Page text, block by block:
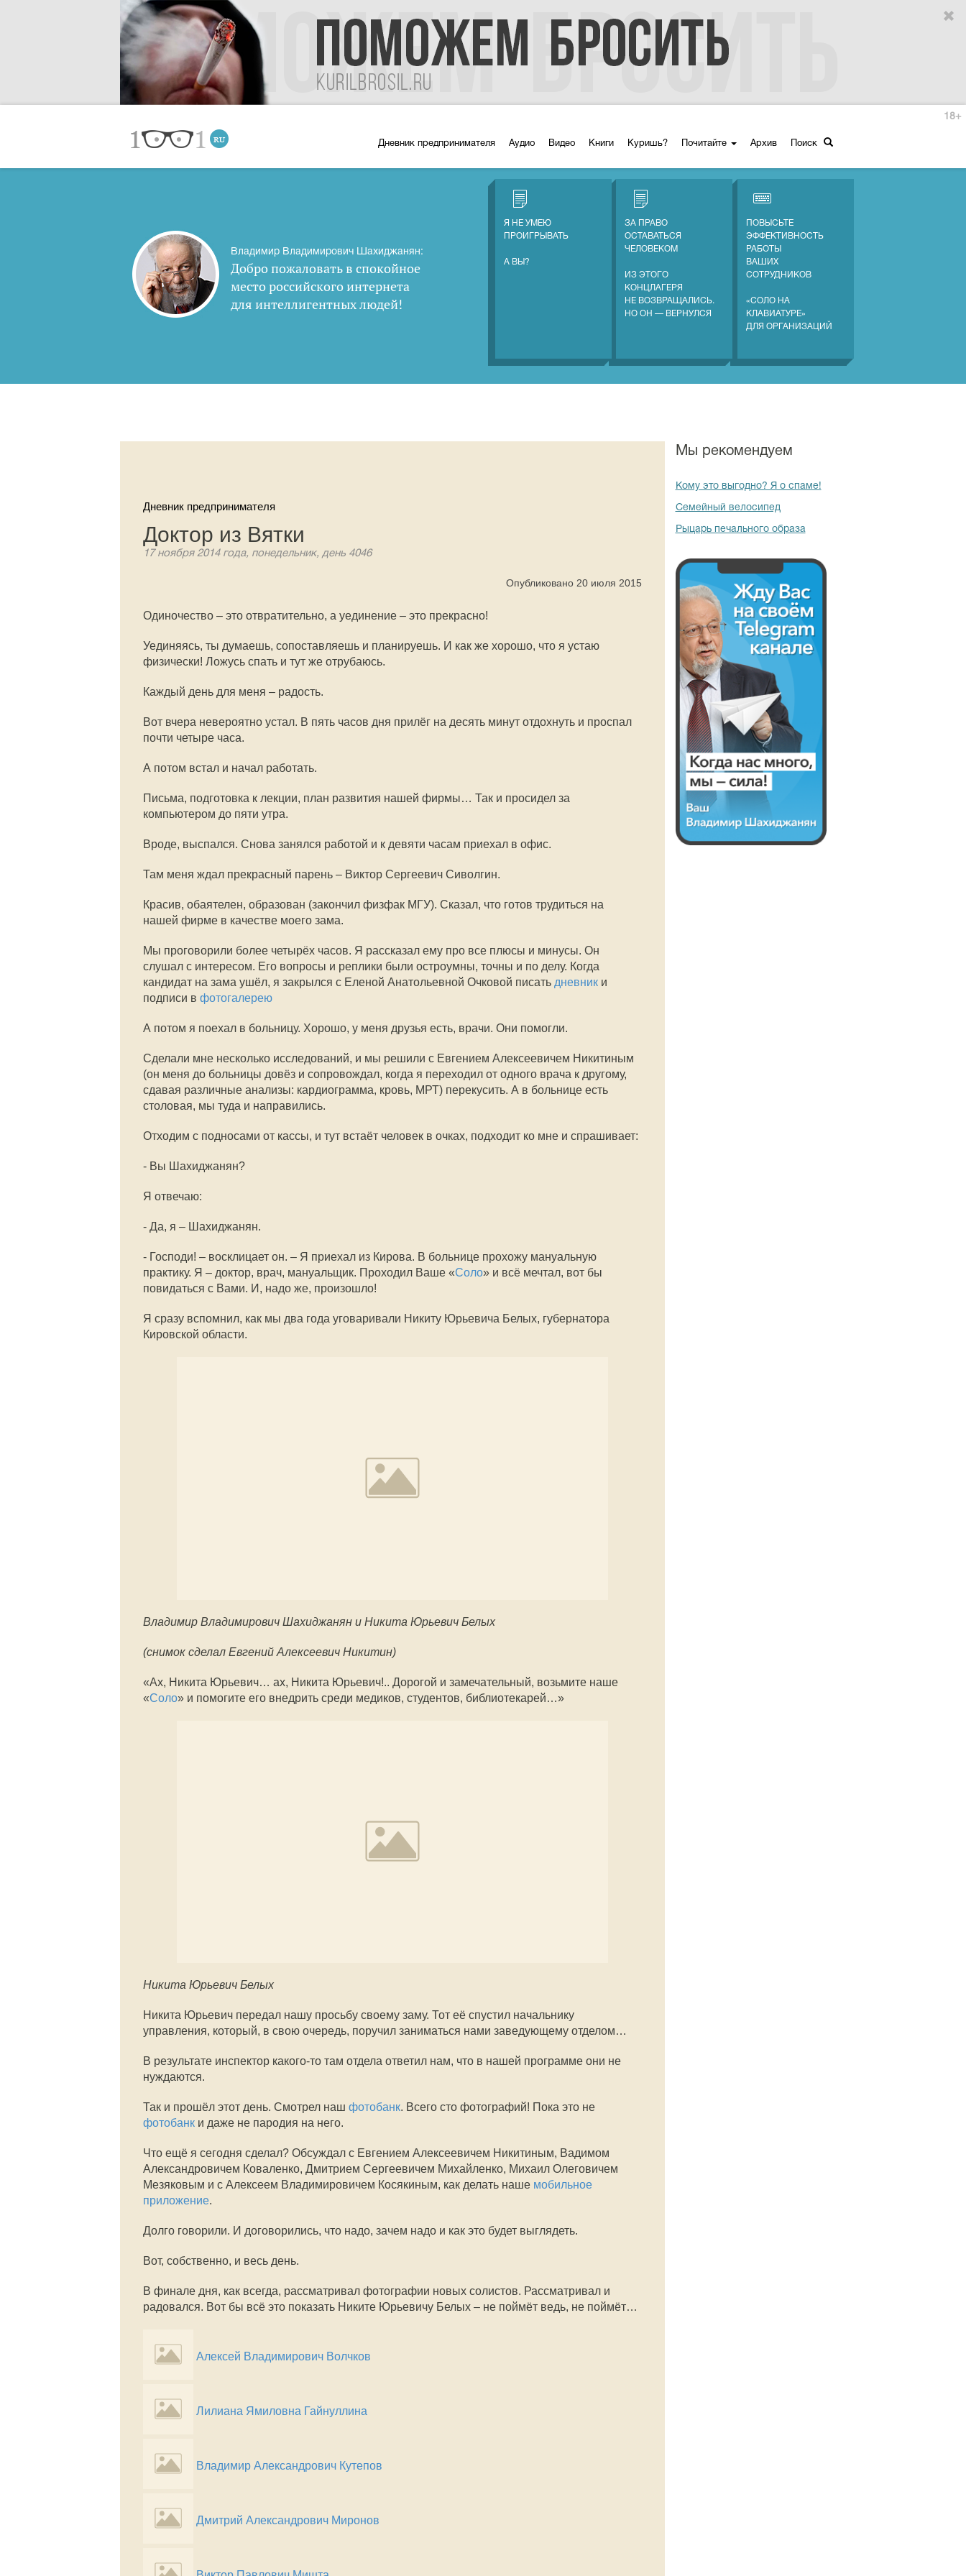
Дневник предпринимателя Аудио Видео Книги Куришь? Почитайте Архив Поиск
18+
Владимир Владимирович Шахиджанян:
Добро пожаловать в спокойное
место российского интернета
для интеллигентных людей!
Я НЕ УМЕЮ
ПРОИГРЫВАТЬ
А ВЫ?
ЗА ПРАВО
ОСТАВАТЬСЯ
ЧЕЛОВЕКОМ
ИЗ ЭТОГО
КОНЦЛАГЕРЯ
НЕ ВОЗВРАЩАЛИСЬ.
НО ОН — ВЕРНУЛСЯ
ПОВЫСЬТЕ
ЭФФЕКТИВНОСТЬ
РАБОТЫ
ВАШИХ
СОТРУДНИКОВ
«СОЛО НА
КЛАВИАТУРЕ»
ДЛЯ ОРГАНИЗАЦИЙ
Дневник предпринимателя
Доктор из Вятки
17 ноября 2014 года, понедельник, день 4046
Опубликовано 20 июля 2015
Одиночество – это отвратительно, а уединение – это прекрасно!
Уединяясь, ты думаешь, сопоставляешь и планируешь. И как же хорошо, что я устаю
физически! Ложусь спать и тут же отрубаюсь.
Каждый день для меня – радость.
Вот вчера невероятно устал. В пять часов дня прилёг на десять минут отдохнуть и проспал
почти четыре часа.
А потом встал и начал работать.
Письма, подготовка к лекции, план развития нашей фирмы… Так и просидел за
компьютером до пяти утра.
Вроде, выспался. Снова занялся работой и к девяти часам приехал в офис.
Там меня ждал прекрасный парень – Виктор Сергеевич Сиволгин.
Красив, обаятелен, образован (закончил физфак МГУ). Сказал, что готов трудиться на
нашей фирме в качестве моего зама.
Мы проговорили более четырёх часов. Я рассказал ему про все плюсы и минусы. Он
слушал с интересом. Его вопросы и реплики были остроумны, точны и по делу. Когда
кандидат на зама ушёл, я закрылся с Еленой Анатольевной Очковой писать дневник и
подписи в фотогалерею
А потом я поехал в больницу. Хорошо, у меня друзья есть, врачи. Они помогли.
Сделали мне несколько исследований, и мы решили с Евгением Алексеевичем Никитиным
(он меня до больницы довёз и сопровождал, когда я переходил от одного врача к другому,
сдавая различные анализы: кардиограмма, кровь, МРТ) перекусить. А в больнице есть
столовая, мы туда и направились.
Отходим с подносами от кассы, и тут встаёт человек в очках, подходит ко мне и спрашивает:
- Вы Шахиджанян?
Я отвечаю:
- Да, я – Шахиджанян.
- Господи! – восклицает он. – Я приехал из Кирова. В больнице прохожу мануальную
практику. Я – доктор, врач, мануальщик. Проходил Ваше «Соло» и всё мечтал, вот бы
повидаться с Вами. И, надо же, произошло!
Я сразу вспомнил, как мы два года уговаривали Никиту Юрьевича Белых, губернатора
Кировской области.
Владимир Владимирович Шахиджанян и Никита Юрьевич Белых
(снимок сделал Евгений Алексеевич Никитин)
«Ах, Никита Юрьевич… ах, Никита Юрьевич!.. Дорогой и замечательный, возьмите наше
«Соло» и помогите его внедрить среди медиков, студентов, библиотекарей…»
Никита Юрьевич Белых
Никита Юрьевич передал нашу просьбу своему заму. Тот её спустил начальнику
управления, который, в свою очередь, поручил заниматься нами заведующему отделом…
В результате инспектор какого-то там отдела ответил нам, что в нашей программе они не
нуждаются.
Так и прошёл этот день. Смотрел наш фотобанк. Всего сто фотографий! Пока это не
фотобанк и даже не пародия на него.
Что ещё я сегодня сделал? Обсуждал с Евгением Алексеевичем Никитиным, Вадимом
Александровичем Коваленко, Дмитрием Сергеевичем Михайленко, Михаил Олеговичем
Мезяковым и с Алексеем Владимировичем Косякиным, как делать наше мобильное
приложение.
Долго говорили. И договорились, что надо, зачем надо и как это будет выглядеть.
Вот, собственно, и весь день.
В финале дня, как всегда, рассматривал фотографии новых солистов. Рассматривал и
радовался. Вот бы всё это показать Никите Юрьевичу Белых – не поймёт ведь, не поймёт…
Алексей Владимирович Волчков
Лилиана Ямиловна Гайнуллина
Владимир Александрович Кутепов
Дмитрий Александрович Миронов
Мы рекомендуем
Кому это выгодно? Я о спаме!
Семейный велосипед
Рыцарь печального образа